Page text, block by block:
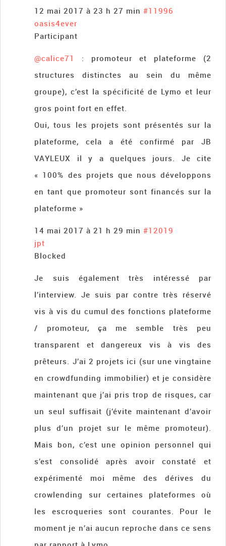
12 mai 2017 à 23 h 27 min #11996
oasis4ever
Participant
@calice71
: promoteur et plateforme (2
structures distinctes au sein du même
groupe), c’est la spécificité de Lymo et leur
gros point fort en effet.
Oui, tous les projets sont présentés sur la
plateforme, cela a été confirmé par JB
VAYLEUX il y a quelques jours. Je cite
« 100% des projets que nous développons
en tant que promoteur sont financés sur la
plateforme »
14 mai 2017 à 21 h 29 min #12019
jpt
Blocked
Je suis également très intéressé par
l’interview. Je suis par contre très réservé
vis à vis du cumul des fonctions plateforme
/ promoteur, ça me semble très peu
transparent et dangereux vis à vis des
prêteurs. J’ai 2 projets ici (sur une vingtaine
en crowdfunding immobilier) et je considère
maintenant que j’ai pris trop de risques, car
un seul suffisait (j’évite maintenant d’avoir
plus d’un projet sur le même promoteur).
Mais bon, c’est une opinion personnel qui
s’est consolidé après avoir constaté et
expérimenté moi même des dérives du
crowlending sur certaines plateformes où
les escroqueries sont courantes. Pour le
moment je n’ai aucun reproche dans ce sens